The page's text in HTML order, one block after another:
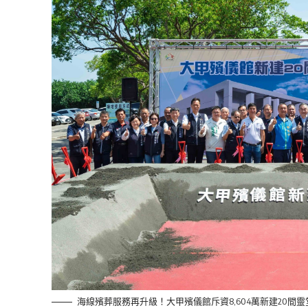
海線殯葬服務再升級！大甲殯儀館斥資8,604萬新建20間靈